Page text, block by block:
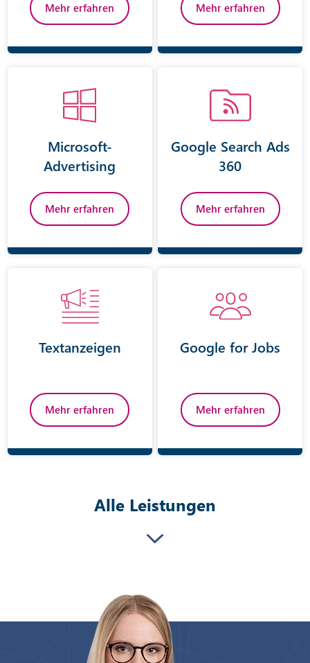
Mehr erfahren Mehr erfahren
Microsoft-
Advertising
Mehr erfahren
Google Search Ads
360
Mehr erfahren
Textanzeigen
Mehr erfahren
Google for Jobs
Mehr erfahren
Alle Leistungen